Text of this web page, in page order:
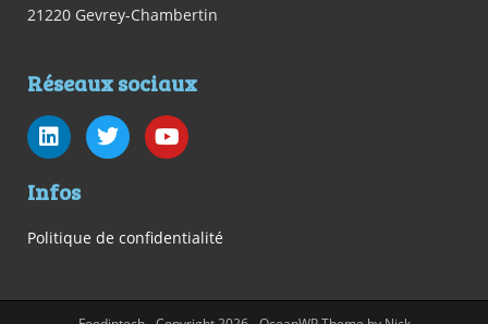
21220 Gevrey-Chambertin
Réseaux sociaux
Infos
Politique de confidentialité